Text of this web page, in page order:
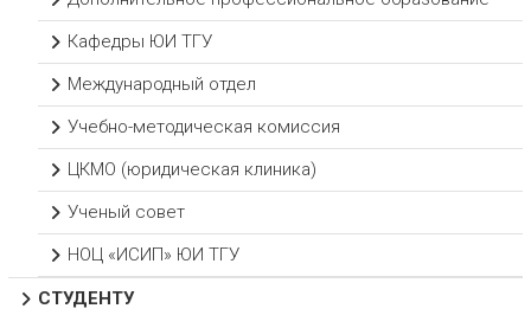
Кафедры ЮИ ТГУ
Международный отдел
Учебно-методическая комиссия
ЦКМО (юридическая клиника)
Ученый совет
НОЦ «ИСИП» ЮИ ТГУ
СТУДЕНТУ